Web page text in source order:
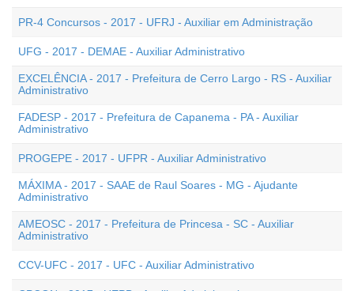
PR-4 Concursos - 2017 - UFRJ - Auxiliar em Administração
UFG - 2017 - DEMAE - Auxiliar Administrativo
EXCELÊNCIA - 2017 - Prefeitura de Cerro Largo - RS - Auxiliar
Administrativo
FADESP - 2017 - Prefeitura de Capanema - PA - Auxiliar
Administrativo
PROGEPE - 2017 - UFPR - Auxiliar Administrativo
MÁXIMA - 2017 - SAAE de Raul Soares - MG - Ajudante
Administrativo
AMEOSC - 2017 - Prefeitura de Princesa - SC - Auxiliar
Administrativo
CCV-UFC - 2017 - UFC - Auxiliar Administrativo